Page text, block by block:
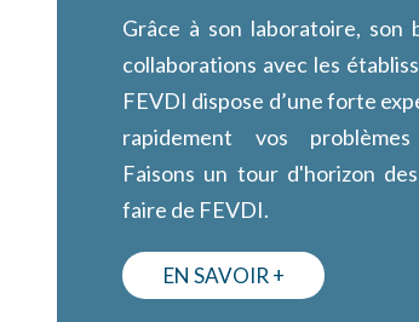
Grâce à son laboratoire, son
collaborations avec les
FEVDI dispose d’une forte
rapidement vos
Faisons un tour d'horizon
faire de FEVDI.
EN SAVOIR +